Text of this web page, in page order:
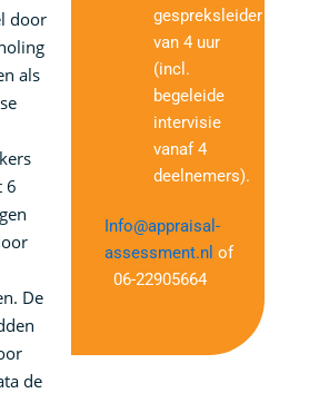
door
als
6
De
de
gespreksleider
van 4 uur
(incl.
begeleide
intervisie
vanaf 4
deelnemers).
Info@appraisal-
assessment.nl of
06-22905664